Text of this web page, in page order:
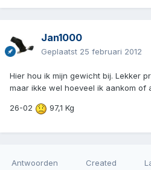
Jan1000
Geplaatst 25 februari 2012
Hier hou ik mijn gewicht bij. Lekker
maar ikke wel hoeveel ik aankom of
26-02 97,1 Kg
Antwoorden Created